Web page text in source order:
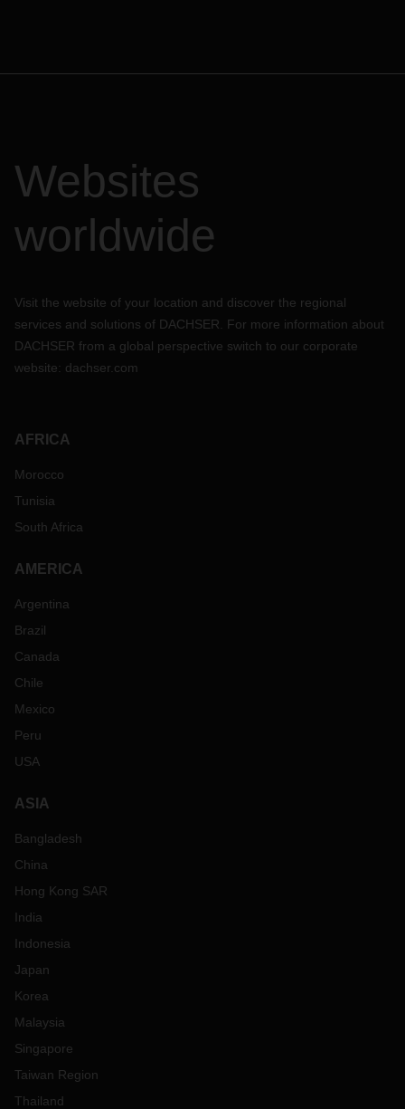
Websites
worldwide
Visit the website of your location and discover the regional
services and solutions of DACHSER. For more information about
DACHSER from a global perspective switch to our corporate
website: dachser.com
AFRICA
Morocco
Tunisia
South Africa
AMERICA
Argentina
Brazil
Canada
Chile
Mexico
Peru
USA
ASIA
Bangladesh
China
Hong Kong SAR
India
Indonesia
Japan
Korea
Malaysia
Singapore
Taiwan Region
Thailand